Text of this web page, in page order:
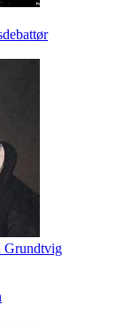
Grundtvig